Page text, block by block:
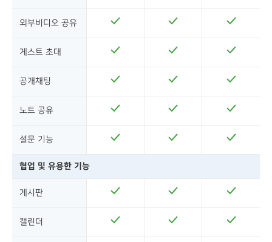
외부비디오 공유
게스트 초대
공개채팅
노트 공유
설문 기능
협업 및 유용한 기능
게시판
캘린더